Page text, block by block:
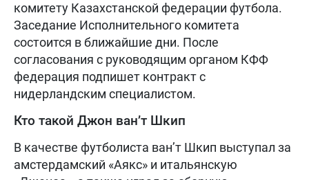
комитету Казахстанской федерации футбола.
Заседание Исполнительного комитета
состоится в ближайшие дни. После
согласования с руководящим органом КФФ
федерация подпишет контракт с
нидерландским специалистом.
Кто такой Джон ван’т Шкип
В качестве футболиста ван’т Шкип выступал за
амстердамский «Аякс» и итальянскую